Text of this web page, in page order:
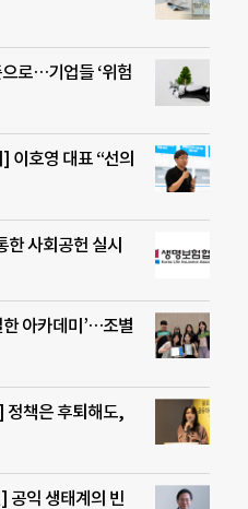
로…기업들 ‘위험
이호영 대표 “선의
한 사회공헌 실시
아카데미’…조별
정책은 후퇴해도,
공익 생태계의 빈